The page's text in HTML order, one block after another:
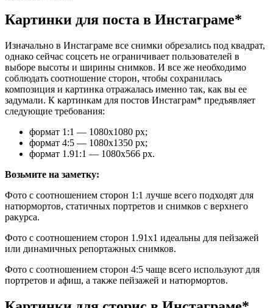
Картинки для поста в Инстаграме*
Изначально в Инстаграме все снимки обрезались под квадрат,
однако сейчас соцсеть не ограничивает пользователей в
выборе высоты и ширины снимков. И все же необходимо
соблюдать соотношение сторон, чтобы сохранилась
композиция и картинка отражалась именно так, как вы ее
задумали. К картинкам для постов Инстаграм* предъявляет
следующие требования:
формат 1:1 — 1080х1080 рх;
формат 4:5 — 1080х1350 рх;
формат 1.91:1 — 1080х566 рх.
Возьмите на заметку:
Фото с соотношением сторон 1:1 лучше всего подходят для
натюрмортов, статичных портретов и снимков с верхнего
ракурса.
Фото с соотношением сторон 1.91х1 идеальны для пейзажей
или динамичных репортажных снимков.
Фото с соотношением сторон 4:5 чаще всего используют для
портретов и афиш, а также пейзажей и натюрмортов.